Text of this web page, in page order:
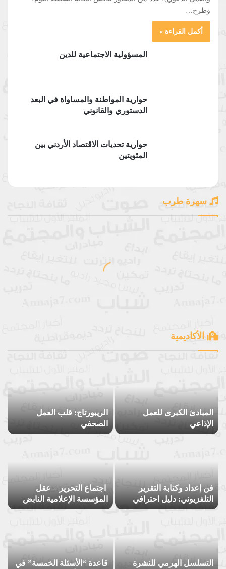
وطرح…
أكمل القراءة »
المسؤولية الاجتماعية للدين
حوارية المواطنة والمساواة في البعد
الدستوري والقانوني
حوارية تحديات الاقتصاد الأردني بين
المئويتين
سهرة طرب
الأكاديمية
المبادئ الكبرى للعمل
الإذاعي
الريبورتاج: قلب العمل
الصحفي
فن إعداد وكتابة التقرير
التلفزيوني: دليل احترافي
شامل
اجتماع التحرير – عقل
المؤسسة الإعلامية النابض
التسلسل الهرمي للنشرة
قاعدة “الأسئلة الخمسة” في